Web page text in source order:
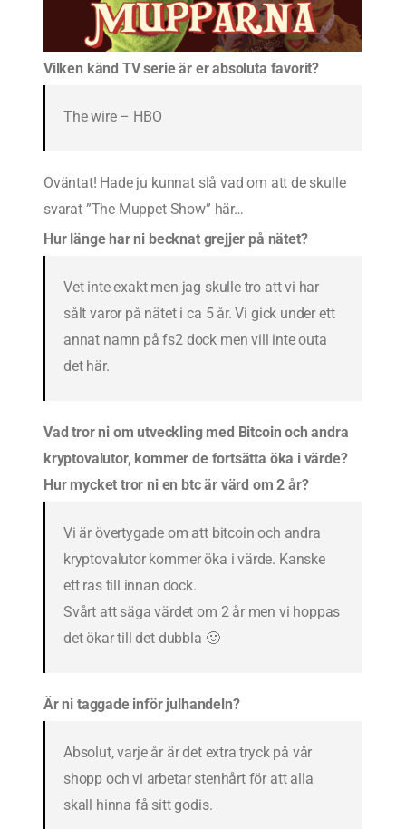
Vilken känd TV serie är er absoluta favorit?
The wire – HBO
Oväntat! Hade ju kunnat slå vad om att de skulle
svarat ”The Muppet Show” här…
Hur länge har ni becknat grejjer på nätet?
Vet inte exakt men jag skulle tro att vi har
sålt varor på nätet i ca 5 år. Vi gick under ett
annat namn på fs2 dock men vill inte outa
det här.
Vad tror ni om utveckling med Bitcoin och andra
kryptovalutor, kommer de fortsätta öka i värde?
Hur mycket tror ni en btc är värd om 2 år?
Vi är övertygade om att bitcoin och andra
kryptovalutor kommer öka i värde. Kanske
ett ras till innan dock.
Svårt att säga värdet om 2 år men vi hoppas
det ökar till det dubbla 🙂
Är ni taggade inför julhandeln?
Absolut, varje år är det extra tryck på vår
shopp och vi arbetar stenhårt för att alla
skall hinna få sitt godis.